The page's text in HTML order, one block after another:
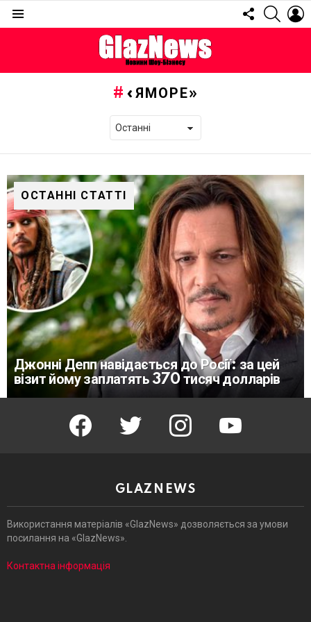
FOLLOW
US
«ЯМОРЕ»
ОСТАННІ СТАТТІ
Джонні Депп навідається до Росії: за цей
візит йому заплатять 370 тисяч долларів
facebook twitter instagram youtube
GLAZNEWS
Використання матеріалів «GlazNews» дозволяється за умови
посилання на «GlazNews».
Контактна інформація